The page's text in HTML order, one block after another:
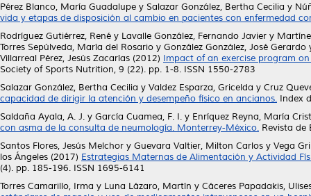
Pérez Blanco, María Guadalupe y Salazar González, Bertha Cecilia y
vida y etapas de disposición al cambio en pacientes con enfermedad
Rodríguez Gutiérrez, René y Lavalle González, Fernando Javier y
Torres Sepúlveda, María del Rosario y González González, José Gerardo
Villarreal Pérez, Jesús Zacarías (2012) Impact of an exercise program
Society of Sports Nutrition, 9 (22). pp. 1-8. ISSN 1550-2783
Salazar González, Bertha Cecilia y Valdez Esparza, Gricelda y Cruz
capacidad de dirigir la atención y desempeño físico en ancianos. Index
Saldaña Ayala, A. J. y García Cuamea, F. I. y Enríquez Reyna, María
con asma de la consulta de neumología. Monterrey-México. Revista de
Santos Flores, Jesús Melchor y Guevara Valtier, Milton Carlos y Vega
los Ángeles (2017) Estrategias Maternas de Alimentación y Actividad
(4). pp. 185-196. ISSN 1695-6141
Torres Camarillo, Irma y Luna Lázaro, Martín y Cáceres Papadakis,